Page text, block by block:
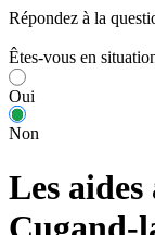
Répondez à la
Êtes-vous en
Oui
Non
Les aides
Cugand-